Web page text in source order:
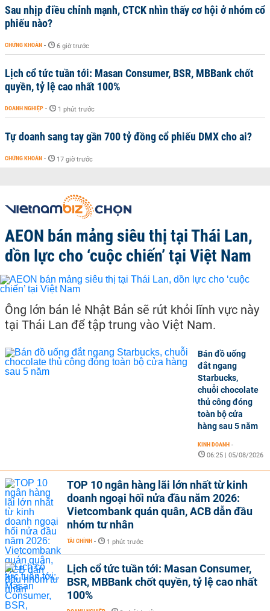
Sau nhịp điều chỉnh mạnh, CTCK nhìn thấy cơ hội ở nhóm cổ
phiếu nào?
CHỨNG KHOÁN - 6 giờ trước
Lịch cổ tức tuần tới: Masan Consumer, BSR, MBBank chốt
quyền, tỷ lệ cao nhất 100%
DOANH NGHIỆP - 1 phút trước
Tự doanh sang tay gần 700 tỷ đồng cổ phiếu DMX cho ai?
CHỨNG KHOÁN - 17 giờ trước
AEON bán mảng siêu thị tại Thái Lan,
dồn lực cho ‘cuộc chiến’ tại Việt Nam
Ông lớn bán lẻ Nhật Bản sẽ rút khỏi lĩnh vực này
tại Thái Lan để tập trung vào Việt Nam.
Bán đồ uống
đắt ngang
Starbucks,
chuỗi chocolate
thủ công đóng
toàn bộ cửa
hàng sau 5 năm
KINH DOANH -
06:25 | 05/08/2026
TOP 10 ngân hàng lãi lớn nhất từ kinh
doanh ngoại hối nửa đầu năm 2026:
Vietcombank quán quân, ACB dẫn đầu
nhóm tư nhân
TÀI CHÍNH - 1 phút trước
Lịch cổ tức tuần tới: Masan Consumer,
BSR, MBBank chốt quyền, tỷ lệ cao nhất
100%